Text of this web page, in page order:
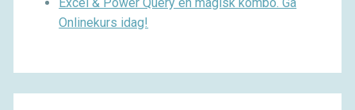
Excel & Power Query en magisk kombo. Gå
Onlinekurs idag!